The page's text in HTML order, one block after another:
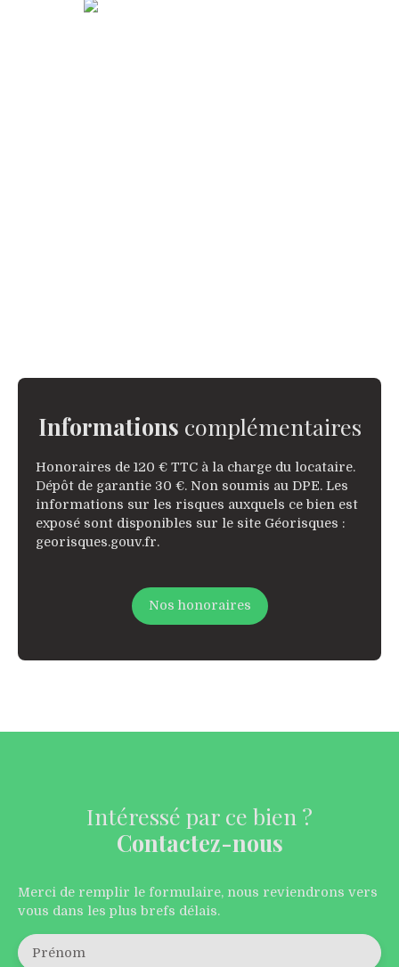
Informations complémentaires
Honoraires de 120 € TTC à la charge du locataire.
Dépôt de garantie 30 €. Non soumis au DPE. Les
informations sur les risques auxquels ce bien est
exposé sont disponibles sur le site Géorisques :
georisques.gouv.fr.
Nos honoraires
Intéressé par ce bien ?
Contactez-nous
Merci de remplir le formulaire, nous reviendrons vers
vous dans les plus brefs délais.
Prénom